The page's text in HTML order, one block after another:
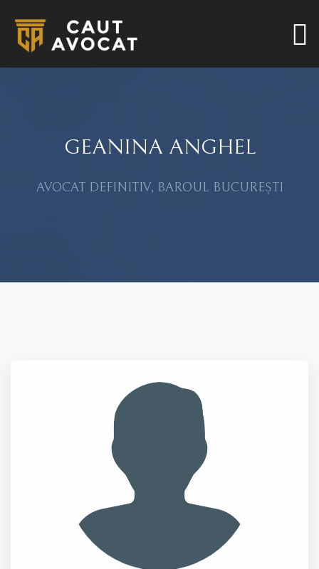
GEANINA ANGHEL
AVOCAT DEFINITIV, BAROUL BUCUREȘTI